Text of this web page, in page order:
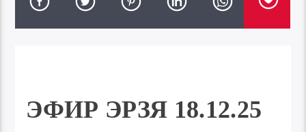
ЭФИР ЭРЗЯ 18.12.25